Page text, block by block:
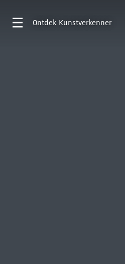
Ontdek Kunstverkenner